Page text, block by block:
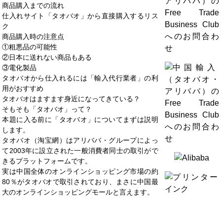
商品購入までの流れ
仕入れサイト「タオバオ」から直接購入するリス
ク
商品購入時の注意点
①粗悪品の可能性
②日本に送れない商品もある
③電化製品
タオバオから仕入れるには「輸入代行業者」の利
用がおすすめ
タオバオはますます身近になってきている？
そもそも「タオバオ」って？
本題に入る前に「タオバオ」についてまずは説明
します。
タオバオ（淘宝網）はアリババ・グループによっ
て2003年に設立された一般消費者同士の取引がで
きるプラットフォームです。
実は中国全体のオンラインショッピング市場の約
80％がタオバオで取引されており、まさに中国最
大のオンラインショッピングモールと言えます。